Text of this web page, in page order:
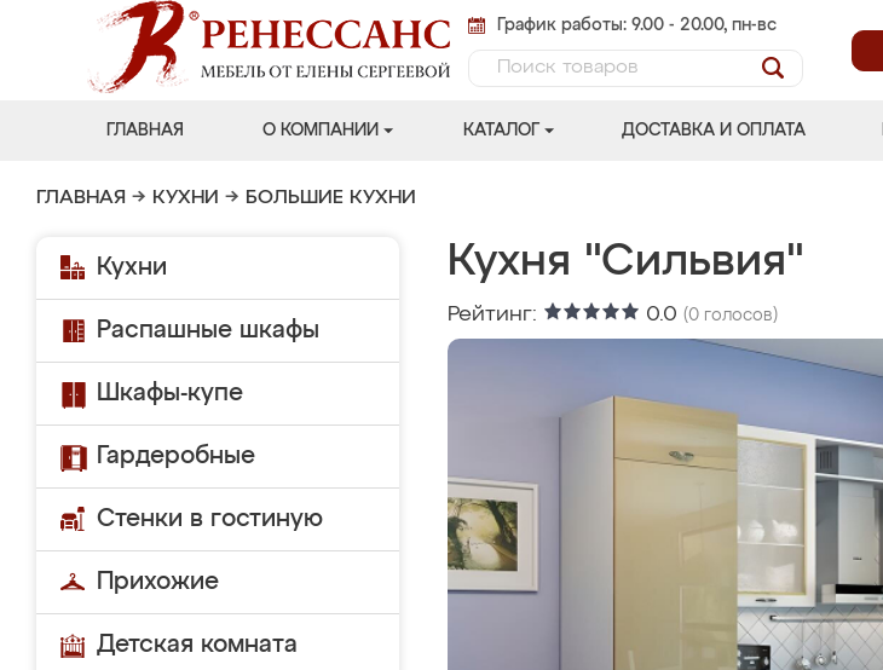
График работы: 9.00 - 20.00, пн-вс
ГЛАВНАЯ О КОМПАНИИ КАТАЛОГ ДОСТАВКА И ОПЛАТА
ГЛАВНАЯ → КУХНИ → БОЛЬШИЕ КУХНИ
Кухни
Распашные шкафы
Шкафы-купе
Гардеробные
Стенки в гостиную
Прихожие
Детская комната
Кухня "Сильвия"
Рейтинг: 0.0 (0 голосов)